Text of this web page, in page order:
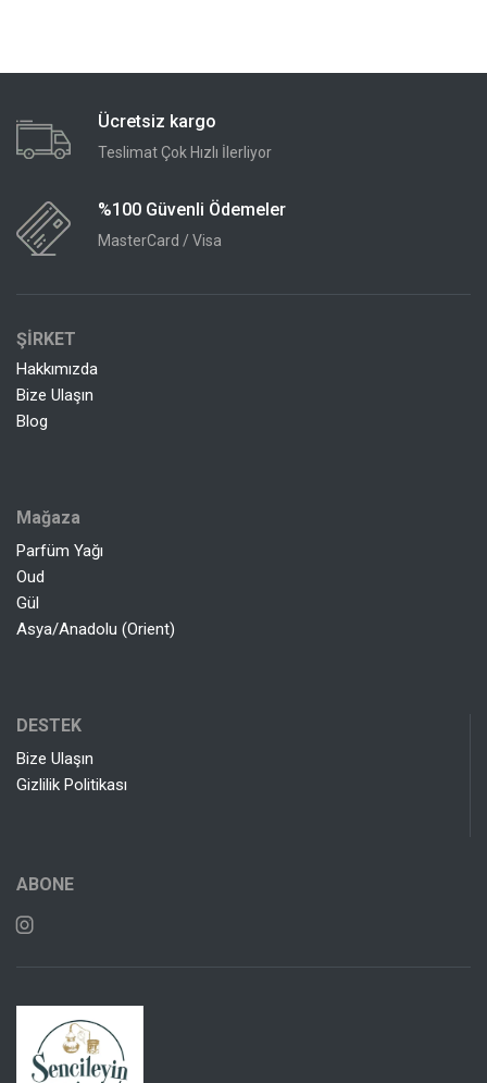
Ücretsiz kargo
Teslimat Çok Hızlı İlerliyor
%100 Güvenli Ödemeler
MasterCard / Visa
ŞİRKET
Hakkımızda
Bize Ulaşın
Blog
Mağaza
Parfüm Yağı
Oud
Gül
Asya/Anadolu (Orient)
DESTEK
Bize Ulaşın
Gizlilik Politikası
ABONE